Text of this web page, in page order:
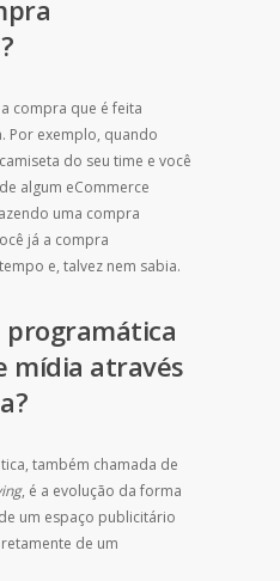
compra que é feita
Por exemplo, quando
do seu time e você
algum eCommerce
uma compra
já a compra
e, talvez nem sabia.
programática
mídia através
também chamada de
, é a evolução da forma
um espaço publicitário
de um